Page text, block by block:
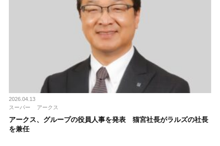
2026.04.13
スーパー
アークス
アークス、グループの役員人事を発表 猫宮社長がラルズの社長
を兼任